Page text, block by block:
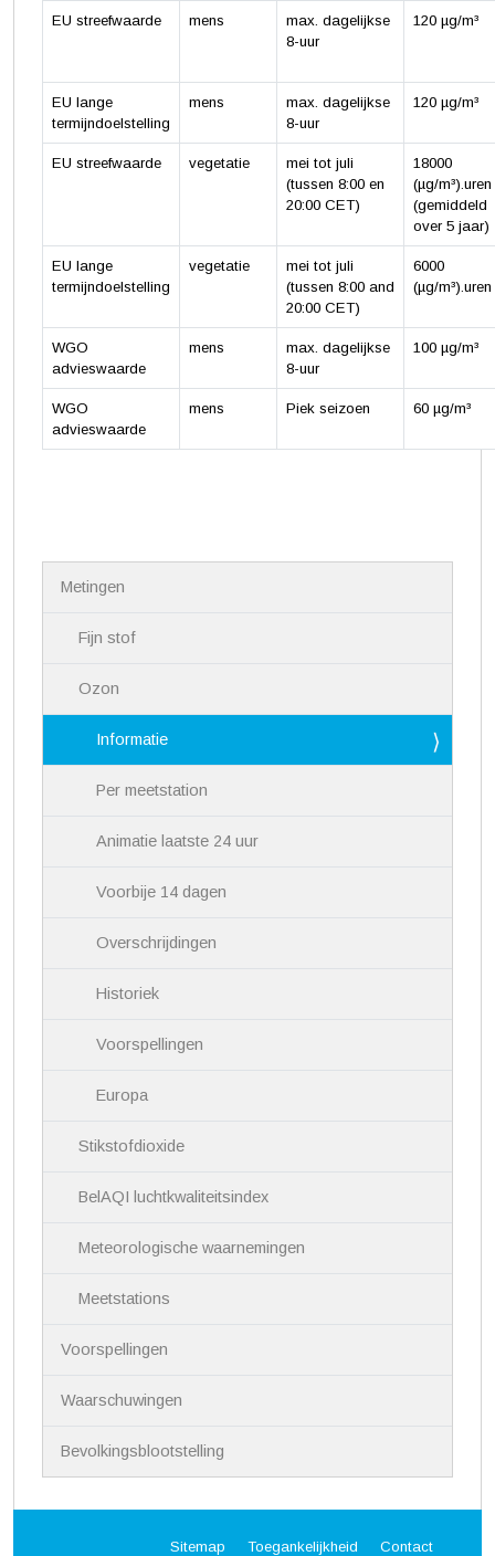
EU streefwaarde mens
max. dagelijkse
8-uur
120 µg/m³
EU lange
termijndoelstelling
mens
max. dagelijkse
8-uur
120 µg/m³
EU streefwaarde vegetatie
mei tot juli
(tussen 8:00 en
20:00 CET)
18000
(µg/m³).uren
(gemiddeld
over 5 jaar)
EU lange
termijndoelstelling
vegetatie
mei tot juli
(tussen 8:00 and
20:00 CET)
6000
(µg/m³).uren
WGO
advieswaarde
mens
max. dagelijkse
8-uur
100 µg/m³
WGO
advieswaarde
mens Piek seizoen 60 µg/m³
i
Metingen
Fijn stof
Ozon
Informatie
Per meetstation
Animatie laatste 24 uur
Voorbije 14 dagen
Overschrijdingen
Historiek
Voorspellingen
Europa
Stikstofdioxide
BelAQI luchtkwaliteitsindex
Meteorologische waarnemingen
Meetstations
Voorspellingen
Waarschuwingen
Bevolkingsblootstelling
Sitemap Toegankelijkheid Contact